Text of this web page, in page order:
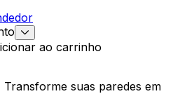
ao carrinho
suas paredes em